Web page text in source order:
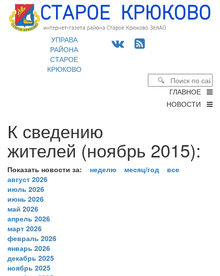
УПРАВА
РАЙОНА
СТАРОЕ
КРЮКОВО
ГЛАВНОЕ
НОВОСТИ
К сведению
жителей (ноябрь 2015):
Показать новости за: неделю месяц/год
все
август 2026
июль 2026
июнь 2026
май 2026
апрель 2026
март 2026
февраль 2026
январь 2026
декабрь 2025
ноябрь 2025